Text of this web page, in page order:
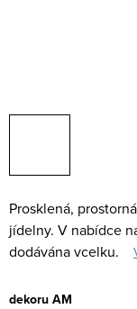
Prosklená,
jídelny. V nabídce
dodávána vcelku.
dekoru AM